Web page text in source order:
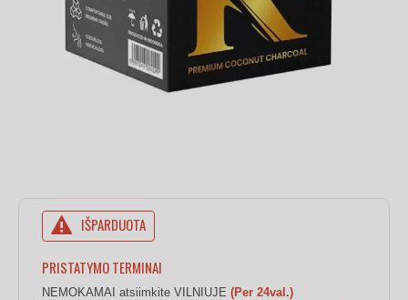
IŠPARDUOTA
PRISTATYMO TERMINAI
NEMOKAMAI atsiimkite VILNIUJE (Per 24val.)